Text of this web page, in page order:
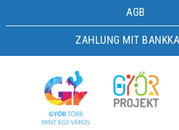
AGB
ZAHLUNG MIT